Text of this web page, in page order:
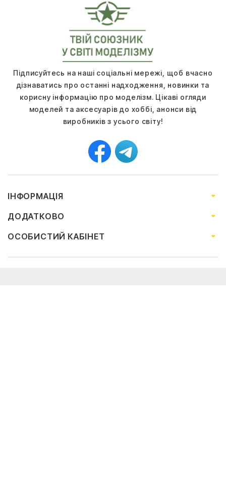
Підписуйтесь на наші соціальні мережі, щоб вчасно
дізнаватись про останні надходження, новинки та
корисну інформацію про моделізм. Цікаві огляди
моделей та аксесуарів до хоббі, анонси від
виробників з усього світу!
ІНФОРМАЦІЯ
ДОДАТКОВО
ОСОБИСТИЙ КАБІНЕТ